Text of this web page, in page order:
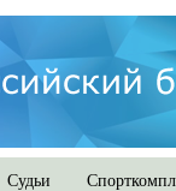
Судьи